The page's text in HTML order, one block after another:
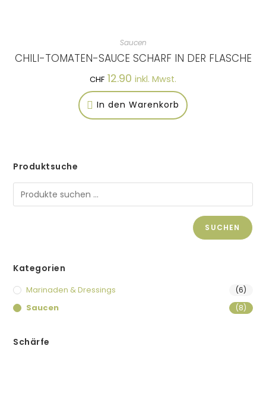
Saucen
CHILI-TOMATEN-SAUCE SCHARF IN DER FLASCHE
CHF 12.90 inkl. Mwst.
In den Warenkorb
Produktsuche
SUCHEN
Kategorien
Marinaden & Dressings (6)
Saucen (8)
Schärfe